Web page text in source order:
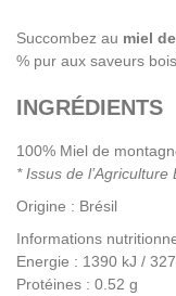
Succombez au miel
% pur aux saveurs
INGRÉDIENTS
100% Miel de
* Issus de l’Agriculture
Origine : Brésil
Informations
Energie : 1390 kJ /
Protéines : 0.52 g